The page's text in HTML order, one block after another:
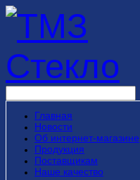
Главная
Новости
Об интернет-магазине
Продукция
Поставщикам
Наше качество